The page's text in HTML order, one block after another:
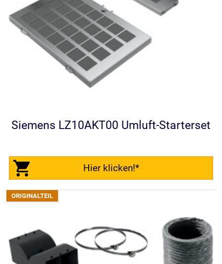
Siemens LZ10AKT00 Umluft-Starterset
Hier klicken!*